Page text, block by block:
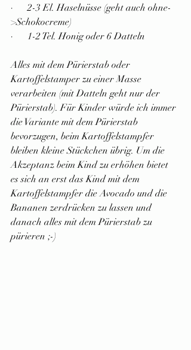
·      2-3 El. Haselnüsse (geht auch ohne-
>Schokocreme)
·      1-2 Tel. Honig oder 6 Datteln
Alles mit dem Pürierstab oder
Kartoffelstamper zu einer Masse
verarbeiten (mit Datteln geht nur der
Pürierstab). Für Kinder würde ich immer
die Variante mit dem Pürierstab
bevorzugen, beim Kartoffelstampfer
bleiben kleine Stückchen übrig. Um die
Akzeptanz beim Kind zu erhöhen bietet
es sich an erst das Kind mit dem
Kartoffelstampfer die Avocado und die
Bananen zerdrücken zu lassen und
danach alles mit dem Pürierstab zu
pürieren ;-)